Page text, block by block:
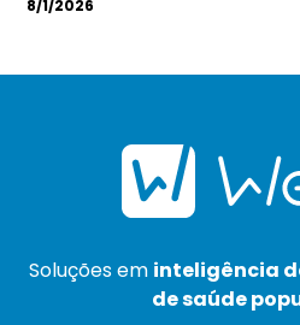
8/1/2026
Soluções em inteligência
de saúde